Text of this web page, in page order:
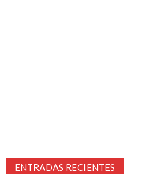
ENTRADAS RECIENTES